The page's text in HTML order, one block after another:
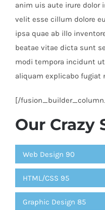
anim uis aute irure dolor
velit esse cillum dolore
ipsa quae ab illo
beatae vitae dicta sunt
modi tempora incidunt
aliquam explicabo fugiat
[/
Our Crazy
Web Design 90
HTML/CSS 95
Graphic Design 85